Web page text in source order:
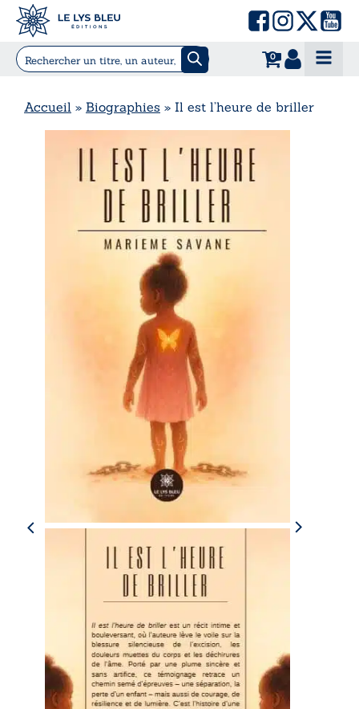
0
Accueil » Biographies » Il est l’heure de briller